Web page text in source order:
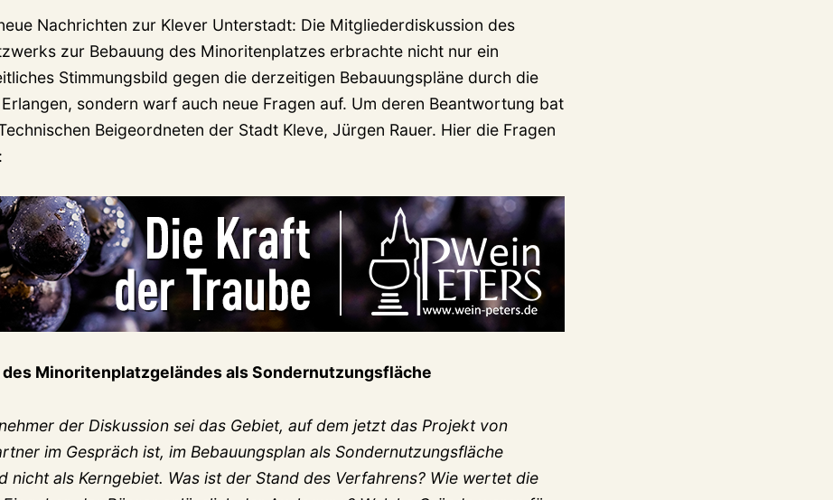
Nachrichten zur Klever Unterstadt: Die Mitgliederdiskussion des
zur Bebauung des Minoritenplatzes erbrachte nicht nur ein
Stimmungsbild gegen die derzeitigen Bebauungspläne durch die
sondern warf auch neue Fragen auf. Um deren Beantwortung bat
Beigeordneten der Stadt Kleve, Jürgen Rauer. Hier die Fragen
des Minoritenplatzgeländes als Sondernutzungsfläche
der Diskussion sei das Gebiet, auf dem jetzt das Projekt von
im Gespräch ist, im Bebauungsplan als Sondernutzungsfläche
nicht als Kerngebiet. Was ist der Stand des Verfahrens? Wie wertet die